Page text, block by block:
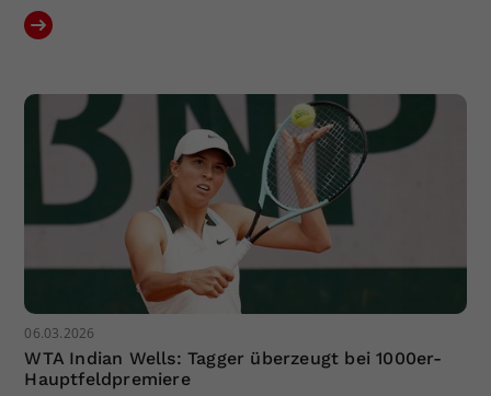
06.03.2026
WTA Indian Wells: Tagger überzeugt bei 1000er-
Hauptfeldpremiere